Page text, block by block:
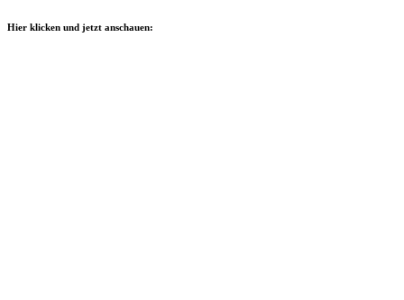
Hier klicken und jetzt anschauen: